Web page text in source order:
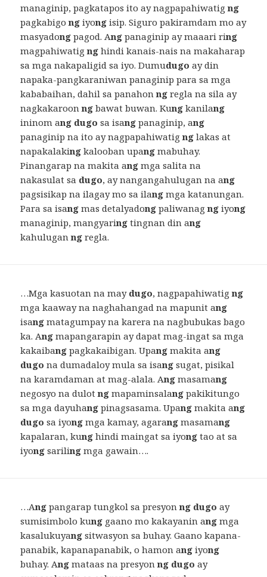
managinip, pagkatapos ito ay nagpapahiwatigng
pagkabigong iyong isip. Siguro pakiramdam mo ay
masyadong pagod. Ang panaginip ay maaari ring
magpahiwatigng hindi kanais-nais na makaharap
sa mga nakapaligid sa iyo. Dumudugo ay din
napaka-pangkaraniwan panaginip para sa mga
kababaihan, dahil sa panahonng regla na sila ay
nagkakaroonng bawat buwan. Kung kanilang
ininom ang dugo sa isang panaginip, ang
panaginip na ito ay nagpapahiwatigng lakas at
napakalaking kalooban upang mabuhay.
Pinangarap na makita ang mga salita na
nakasulat sa dugo, ay nangangahulugan na ang
pagsisikap na ilagay mo sa ilang mga katanungan.
Para sa isang mas detalyadong paliwanagng iyong
managinip, mangyaring tingnan din ang
kahuluganng regla.
…Mga kasuotan na may dugo, nagpapahiwatigng
mga kaaway na naghahangad na mapunit ang
isang matagumpay na karera na nagbubukas bago
ka. Ang mapangarapin ay dapat mag-ingat sa mga
kakaibang pagkakaibigan. Upang makita ang
dugo na dumadaloy mula sa isang sugat, pisikal
na karamdaman at mag-alala. Ang masamang
negosyo na dulotng mapaminsalang pakikitungo
sa mga dayuhang pinagsasama. Upang makita ang
dugo sa iyong mga kamay, agarang masamang
kapalaran, kung hindi maingat sa iyong tao at sa
iyong sariling mga gawain….
…Ang pangarap tungkol sa presyonng dugo ay
sumisimbolo kung gaano mo kakayanin ang mga
kasalukuyang sitwasyon sa buhay. Gaano kapana-
panabik, kapanapanabik, o hamon ang iyong
buhay. Ang mataas na presyonng dugo ay